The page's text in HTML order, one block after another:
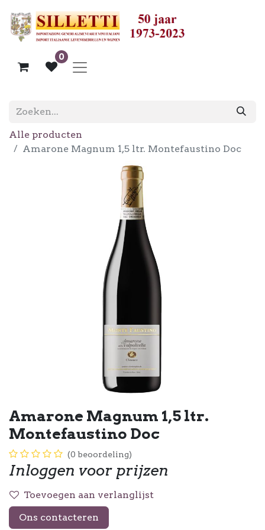
0
Alle producten
Amarone Magnum 1,5 ltr. Montefaustino Doc
Amarone Magnum 1,5 ltr.
Montefaustino Doc
(0 beoordeling)
Inloggen voor prijzen
Toevoegen aan verlanglijst
Ons contacteren